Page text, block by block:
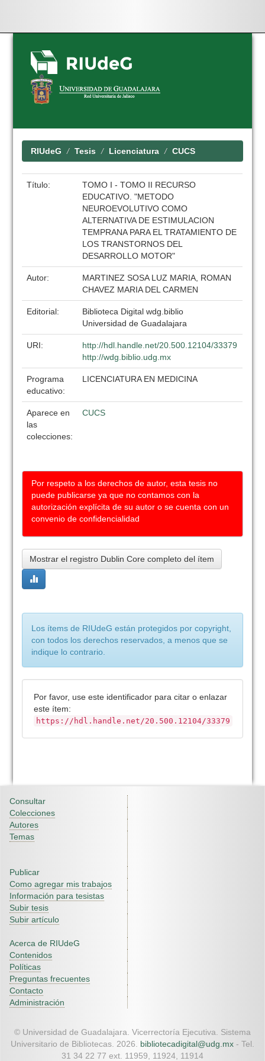
Skip
navigation
RIUdeG Tesis Licenciatura CUCS
Título:
TOMO I - TOMO II RECURSO
EDUCATIVO. "METODO
NEUROEVOLUTIVO COMO
ALTERNATIVA DE ESTIMULACION
TEMPRANA PARA EL TRATAMIENTO DE
LOS TRANSTORNOS DEL
DESARROLLO MOTOR"
Autor:
MARTINEZ SOSA LUZ MARIA, ROMAN
CHAVEZ MARIA DEL CARMEN
Editorial:
Biblioteca Digital wdg.biblio
Universidad de Guadalajara
URI:
http://hdl.handle.net/20.500.12104/33379
http://wdg.biblio.udg.mx
Programa
educativo:
LICENCIATURA EN MEDICINA
Aparece en
las
colecciones:
CUCS
Por respeto a los derechos de autor, esta tesis no
puede publicarse ya que no contamos con la
autorización explícita de su autor o se cuenta con un
convenio de confidencialidad
Mostrar el registro Dublin Core completo del ítem
Los ítems de RIUdeG están protegidos por copyright,
con todos los derechos reservados, a menos que se
indique lo contrario.
Por favor, use este identificador para citar o enlazar
este ítem:
https://hdl.handle.net/20.500.12104/33379
Consultar
Colecciones
Autores
Temas
Publicar
Como agregar mis trabajos
Información para tesistas
Subir tesis
Subir artículo
Acerca de RIUdeG
Contenidos
Políticas
Preguntas frecuentes
Contacto
Administración
© Universidad de Guadalajara. Vicerrectoría Ejecutiva. Sistema
Universitario de Bibliotecas. 2026. bibliotecadigital@udg.mx - Tel.
31 34 22 77 ext. 11959, 11924, 11914